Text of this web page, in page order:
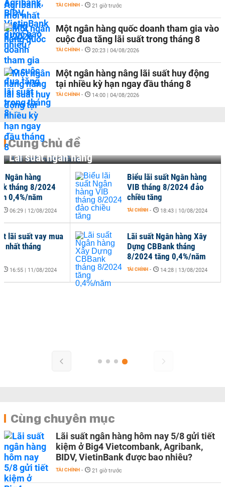
TÀI CHÍNH - 21 giờ trước
Một ngân hàng quốc doanh tham gia vào
cuộc đua tăng lãi suất trong tháng 8
TÀI CHÍNH - 20:23 | 04/08/2026
Một ngân hàng nâng lãi suất huy động
tại nhiều kỳ hạn ngay đầu tháng 8
TÀI CHÍNH - 14:00 | 04/08/2026
Cùng chủ đề
Lãi suất ngân hàng
Lãi suất Ngân hàng Xây
Dựng CBBank tháng
8/2024 tăng 0,4%/năm
TÀI CHÍNH - 14:28 | 13/08/2024
Ngân hàng
tháng 8/2024
0,4%/năm
06:29 | 12/08/2024
lãi suất vay mua
nhất tháng
16:55 | 11/08/2024
Biểu lãi suất Ngân hàng
VIB tháng 8/2024 đảo
chiều tăng
TÀI CHÍNH - 18:43 | 10/08/2024
Cùng chuyên mục
Lãi suất ngân hàng hôm nay 5/8 gửi tiết
kiệm ở Big4 Vietcombank, Agribank,
BIDV, VietinBank được bao nhiêu?
TÀI CHÍNH - 21 giờ trước